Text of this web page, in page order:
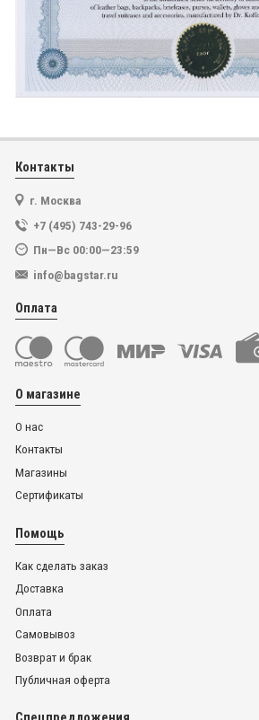
Контакты
г. Москва
+7 (495) 743-29-96
Пн—Вс 00:00—23:59
info@bagstar.ru
Оплата
О магазине
О нас
Контакты
Магазины
Сертификаты
Помощь
Как сделать заказ
Доставка
Оплата
Самовывоз
Возврат и брак
Публичная оферта